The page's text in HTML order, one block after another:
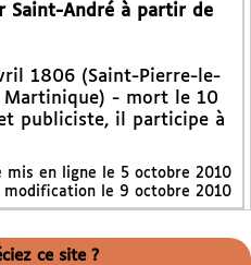
Saint-André à partir de
1806 (Saint-Pierre-le-
Martinique) - mort le 10
publiciste, il participe à
mis en ligne le 5 octobre 2010
modification le 9 octobre 2010
ce site ?